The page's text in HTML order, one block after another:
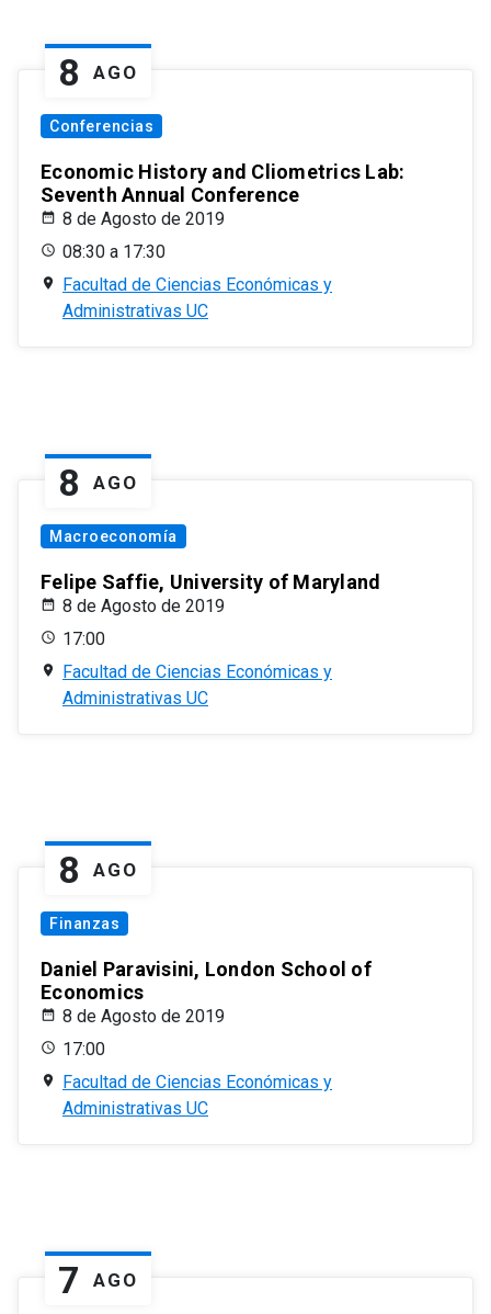
8 AGO
Conferencias
Economic History and Cliometrics Lab:
Seventh Annual Conference
8 de Agosto de 2019
08:30 a 17:30
Facultad de Ciencias Económicas y
Administrativas UC
8 AGO
Macroeconomía
Felipe Saffie, University of Maryland
8 de Agosto de 2019
17:00
Facultad de Ciencias Económicas y
Administrativas UC
8 AGO
Finanzas
Daniel Paravisini, London School of
Economics
8 de Agosto de 2019
17:00
Facultad de Ciencias Económicas y
Administrativas UC
7 AGO